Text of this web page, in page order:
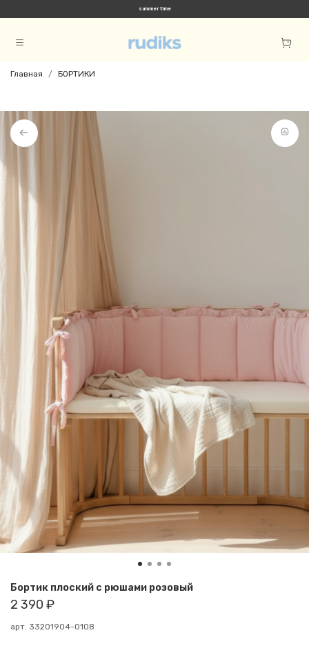
summer time
Главная БОРТИКИ
арт. 33201904-0108
Бортик плоский с рюшами розовый
2 390 ₽